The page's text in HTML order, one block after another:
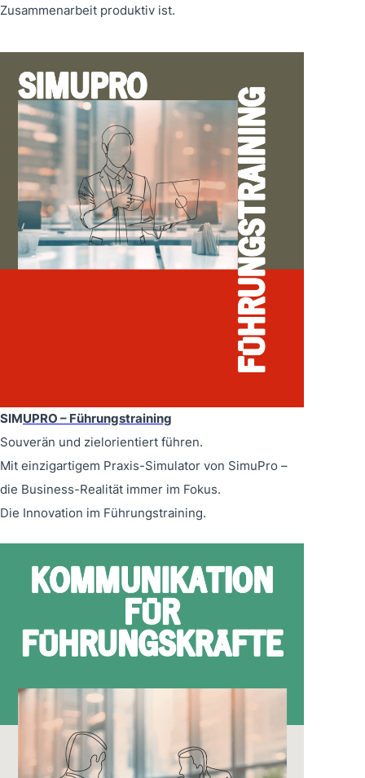
Zusammenarbeit produktiv ist.
SIMUPRO – Führungstraining
Souverän und zielorientiert führen.
Mit einzigartigem Praxis-Simulator von SimuPro –
die Business-Realität immer im Fokus.
Die Innovation im Führungstraining.